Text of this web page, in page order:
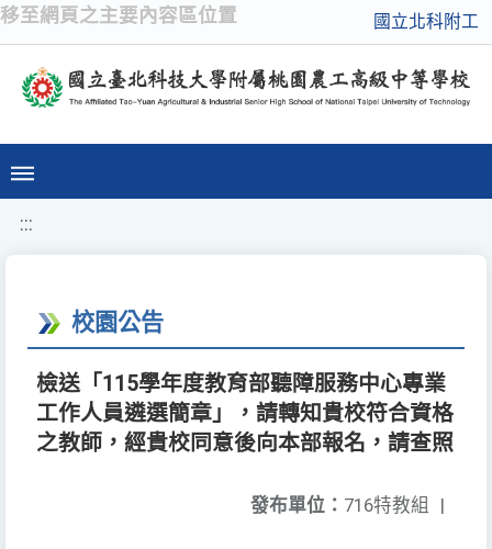
移至網頁之主要內容區位置 國立北科附工
:::
校園公告
檢送「115學年度教育部聽障服務中心專業
工作人員遴選簡章」，請轉知貴校符合資格
之教師，經貴校同意後向本部報名，請查照
發布單位： 716特教組 |